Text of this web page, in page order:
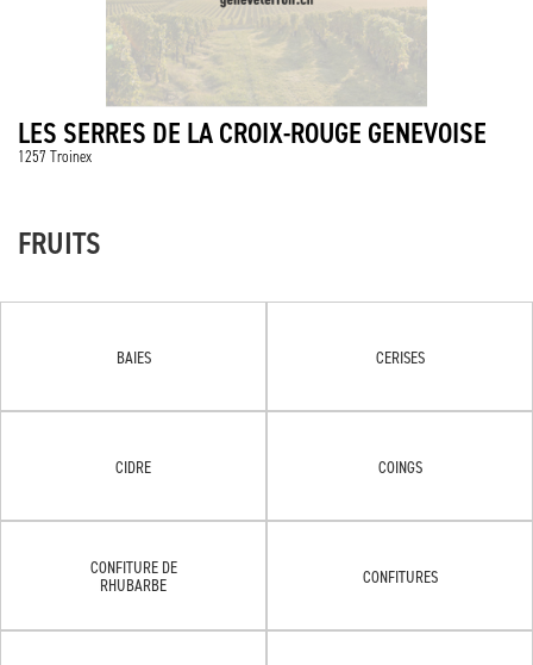
LES SERRES DE LA CROIX-ROUGE GENEVOISE
1257 Troinex
FRUITS
BAIES CERISES
CIDRE COINGS
CONFITURE DE
RHUBARBE
CONFITURES